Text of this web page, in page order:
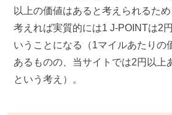
以上の価値はあると考えられるた
考えれば実質的には1 J-POINTは2
いうことになる（1マイルあたりの
あるものの、当サイトでは2円以上
という考え）。